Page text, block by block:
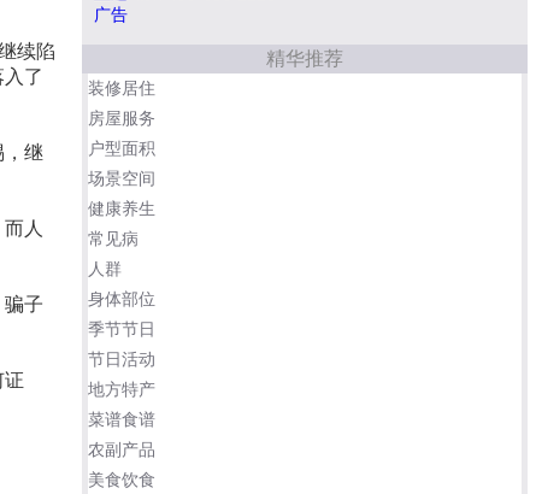
续陷
了
，继
人
子
证
广告
精华推荐
装修居住
房屋服务
户型面积
场景空间
健康养生
常见病
人群
身体部位
季节节日
节日活动
地方特产
菜谱食谱
农副产品
美食饮食